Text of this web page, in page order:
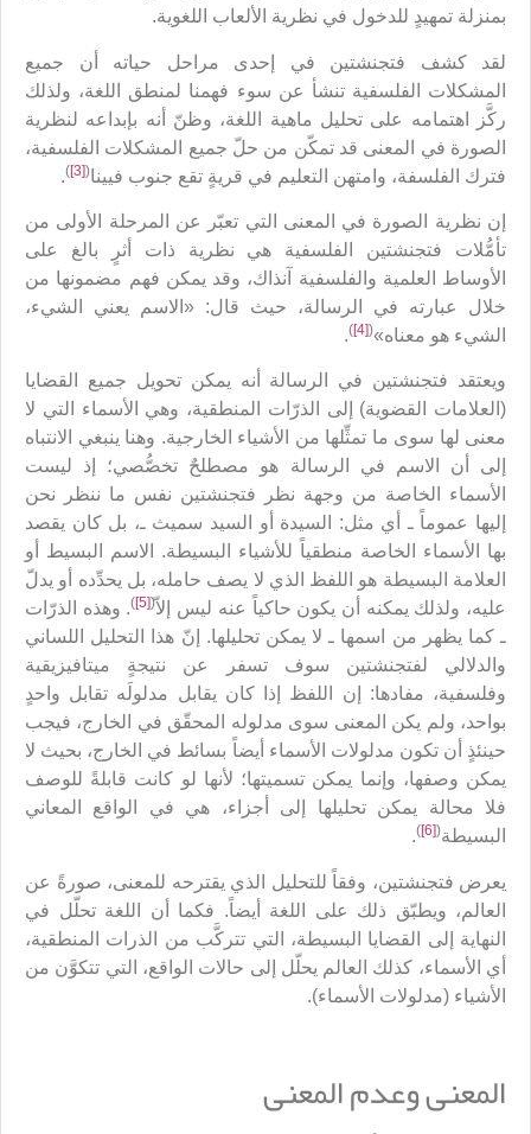
بمنزلة تمهيدٍ للدخول في نظرية الألعاب اللغوية.
لقد كشف فتجنشتين في إحدى مراحل حياته أن جميع
المشكلات الفلسفية تنشأ عن سوء فهمنا لمنطق اللغة، ولذلك
ركَّز اهتمامه على تحليل ماهية اللغة، وظنّ أنه بإبداعه لنظرية
الصورة في المعنى قد تمكّن من حلّ جميع المشكلات الفلسفية،
فترك الفلسفة، وامتهن التعليم في قريةٍ تقع جنوب فيينا(
[3]
)
.
إن نظرية الصورة في المعنى التي تعبّر عن المرحلة الأولى من
تأمُّلات فتجنشتين الفلسفية هي نظرية ذات أثرٍ بالغ على
الأوساط العلمية والفلسفية آنذاك، وقد يمكن فهم مضمونها من
خلال عبارته في الرسالة، حيث قال: «الاسم يعني الشيء،
الشيء هو معناه»(
[4]
)
.
ويعتقد فتجنشتين في الرسالة أنه يمكن تحويل جميع القضايا
(العلامات القضوية) إلى الذرّات المنطقية، وهي الأسماء التي لا
معنى لها سوى ما تمثِّلها من الأشياء الخارجية. وهنا ينبغي الانتباه
إلى أن الاسم في الرسالة هو مصطلحٌ تخصُّصي؛ إذ ليست
الأسماء الخاصة من وجهة نظر فتجنشتين نفس ما ننظر نحن
إليها عموماً ـ أي مثل: السيدة أو السيد سميث ـ، بل كان يقصد
بها الأسماء الخاصة منطقياً للأشياء البسيطة. الاسم البسيط أو
العلامة البسيطة هو اللفظ الذي لا يصف حامله، بل يحدِّده أو يدلّ
عليه، ولذلك يمكنه أن يكون حاكياً عنه ليس إلاّ(
[5]
). وهذه الذرّات
ـ كما يظهر من اسمها ـ لا يمكن تحليلها. إنّ هذا التحليل اللساني
والدلالي لفتجنشتين سوف تسفر عن نتيجةٍ ميتافيزيقية
وفلسفية، مفادها: إن اللفظ إذا كان يقابل مدلولَه تقابل واحدٍ
بواحد، ولم يكن المعنى سوى مدلوله المحقّق في الخارج، فيجب
حينئذٍ أن تكون مدلولات الأسماء أيضاً بسائط في الخارج، بحيث لا
يمكن وصفها، وإنما يمكن تسميتها؛ لأنها لو كانت قابلةً للوصف
فلا محالة يمكن تحليلها إلى أجزاء، هي في الواقع المعاني
البسيطة(
[6]
)
.
يعرض فتجنشتين، وفقاً للتحليل الذي يقترحه للمعنى، صورةً عن
العالم، ويطبّق ذلك على اللغة أيضاً. فكما أن اللغة تحلّل في
النهاية إلى القضايا البسيطة، التي تتركَّب من الذرات المنطقية،
أي الأسماء، كذلك العالم يحلّل إلى حالات الواقع، التي تتكوَّن من
الأشياء (مدلولات الأسماء).
المعنى وعدم المعنى